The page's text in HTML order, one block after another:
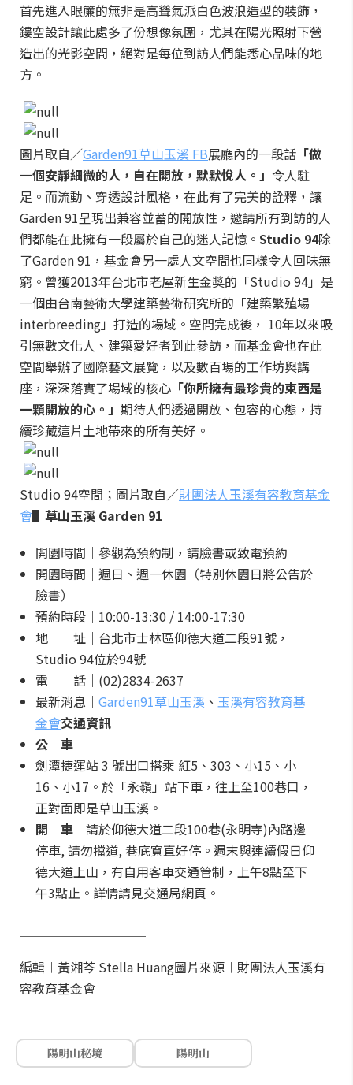
首先進入眼簾的無非是高聳氣派白色波浪造型的裝飾，
鏤空設計讓此處多了份想像氛圍，尤其在陽光照射下營
造出的光影空間，絕對是每位到訪人們能悉心品味的地
方。
圖片取自／Garden91草山玉溪 FB展廳內的一段話 「做
一個安靜細微的人，自在開放，默默悅人。」 令人駐
足。而流動、穿透設計風格，在此有了完美的詮釋，讓
Garden 91呈現出兼容並蓄的開放性，邀請所有到訪的人
們都能在此擁有一段屬於自己的迷人記憶。 Studio 94除
了Garden 91，基金會另一處人文空間也同樣令人回味無
窮。曾獲2013年台北市老屋新生金獎的「Studio 94」是
一個由台南藝術大學建築藝術研究所的「建築繁殖場
interbreeding」打造的場域。空間完成後， 10年以來吸
引無數文化人、建築愛好者到此參訪，而基金會也在此
空間舉辦了國際藝文展覽，以及數百場的工作坊與講
座，深深落實了場域的核心 「你所擁有最珍貴的東西是
一顆開放的心。」 期待人們透過開放、包容的心態，持
續珍藏這片土地帶來的所有美好。
Studio 94空間；圖片取自／財團法人玉溪有容教育基金
會▌草山玉溪 Garden 91
開園時間｜參觀為預約制，請臉書或致電預約
開園時間｜週日、週一休園（特別休園日將公告於
臉書）
預約時段｜10:00-13:30 / 14:00-17:30
地 址｜台北市士林區仰德大道二段91號 ，
Studio 94位於94號
電 話｜(02)2834-2637
最新消息｜ Garden91草山玉溪 、 玉溪有容教育基
金會交通資訊
公 車｜
劍潭捷運站 3 號出口搭乘 紅5、303、小15、小
16、小17。於「永嶺」站下車，往上至100巷口，
正對面即是草山玉溪。
開 車｜ 請於仰德大道二段100巷(永明寺)內路邊
停車, 請勿擋道, 巷底寬直好停。週末與連續假日仰
德大道上山，有自用客車交通管制，上午8點至下
午3點止。詳情請見交通局網頁。
編輯︱黃湘芩 Stella Huang圖片來源︱財團法人玉溪有
容教育基金會
陽明山秘境 陽明山